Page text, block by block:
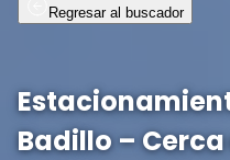
Regresar al buscador
Badillo –